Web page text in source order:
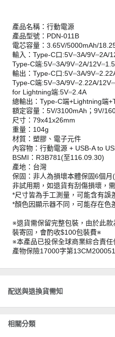
產品名稱：行動電源
產品型號：PDN-011B
電芯容量：3.65V/5000mAh/
輸入：Type-C口:5V⎓3A/9V⎓2A/
Type-C端:5V⎓3A/9V⎓2A/
輸出：Type-C口:5V⎓3A/
Type-C端:5V⎓3A/9V⎓2.22A/
for Lightning端:5V⎓2.4A
總輸出：Type-C端+Lightning端
額定容量：5V/3100mAh；9V/
尺寸：79x41x26mm
重量：104g
材質：塑膠、電子元件
內容物：行動電源 + USB-A to
BSMI：R3B781(至116.09.30)
產地：台灣
保固：非人為損壞本體保固6個
非試用期，如退貨有刮傷損壞，
*尺寸皆為手工測量，可能含有誤
*顏色因顯示器不同，可能存在色
※退貨需保留完整包裝，由於此
裝寄回，會酌收$100包裝費※
※本產品已投保全球商業綜合責
產物保險17000字第
配送與退換貨需知
相關分類